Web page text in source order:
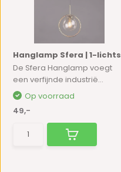
Hanglamp Sfera | 1-lichts
De Sfera Hanglamp voegt
een verfijnde industrië...
Op voorraad
49,-